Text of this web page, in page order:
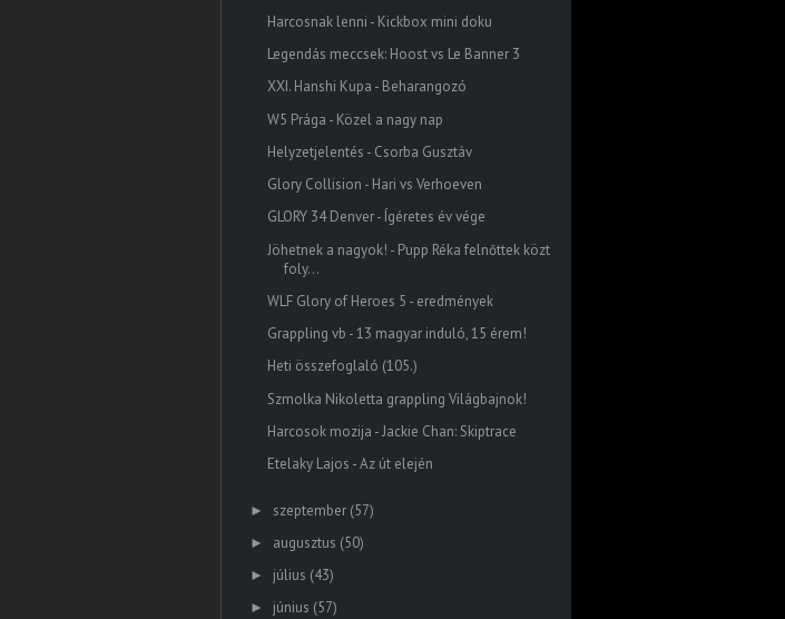
Harcosnak lenni - Kickbox mini doku
Legendás meccsek: Hoost vs Le Banner 3
XXI. Hanshi Kupa - Beharangozó
W5 Prága - Közel a nagy nap
Helyzetjelentés - Csorba Gusztáv
Glory Collision - Hari vs Verhoeven
GLORY 34 Denver - Ígéretes év vége
Jöhetnek a nagyok! - Pupp Réka felnőttek közt
foly...
WLF Glory of Heroes 5 - eredmények
Grappling vb - 13 magyar induló, 15 érem!
Heti összefoglaló (105.)
Szmolka Nikoletta grappling Világbajnok!
Harcosok mozija - Jackie Chan: Skiptrace
Etelaky Lajos - Az út elején
► szeptember (57)
► augusztus (50)
► július (43)
► június (57)